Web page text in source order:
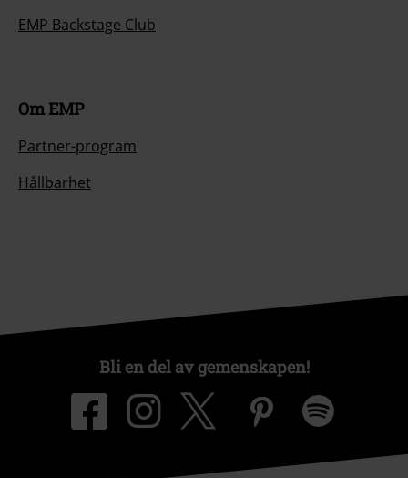
EMP Backstage Club
Om EMP
Partner-program
Hållbarhet
Bli en del av gemenskapen!